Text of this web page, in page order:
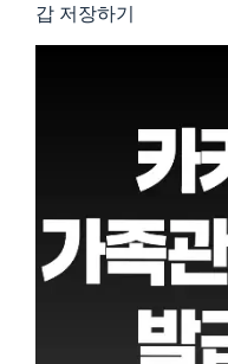
갑 저장하기